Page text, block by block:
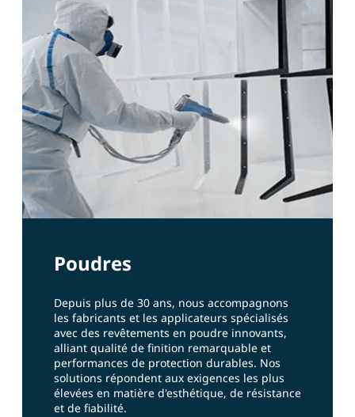
Poudres
Depuis plus de 30 ans, nous accompagnons
les fabricants et les applicateurs spécialisés
avec des revêtements en poudre innovants,
alliant qualité de finition remarquable et
performances de protection durables. Nos
solutions répondent aux exigences les plus
élevées en matière d'esthétique, de résistance
et de fiabilité.